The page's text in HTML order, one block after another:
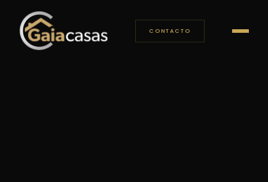
CONTACTO